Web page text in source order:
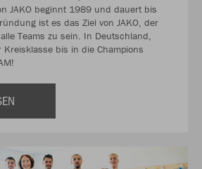
JAKO beginnt 1989 und dauert bis
ist es das Ziel von JAKO, der
Teams zu sein. In Deutschland,
bis in die Champions